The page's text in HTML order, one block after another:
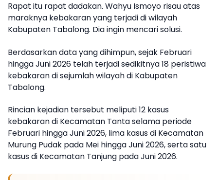
Rapat itu rapat dadakan. Wahyu Ismoyo risau atas
maraknya kebakaran yang terjadi di wilayah
Kabupaten Tabalong. Dia ingin mencari solusi.
Berdasarkan data yang dihimpun, sejak Februari
hingga Juni 2026 telah terjadi sedikitnya 18 peristiwa
kebakaran di sejumlah wilayah di Kabupaten
Tabalong.
Rincian kejadian tersebut meliputi 12 kasus
kebakaran di Kecamatan Tanta selama periode
Februari hingga Juni 2026, lima kasus di Kecamatan
Murung Pudak pada Mei hingga Juni 2026, serta satu
kasus di Kecamatan Tanjung pada Juni 2026.